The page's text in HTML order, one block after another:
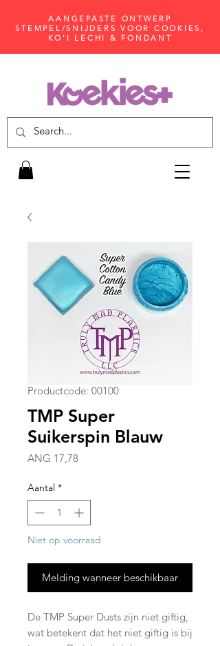
AANGEPASTE ONTWERP
STEMPEL/SNIJDERS VOOR COOKIES,
KO'I LECHI & FONDANT
Productcode: 00100
TMP Super
Suikerspin Blauw
ANG 17,78
Aantal *
Niet op voorraad
Melding wanneer beschikbaar
De TMP Super Dusts zijn niet giftig,
wat betekent dat het niet giftig is bij